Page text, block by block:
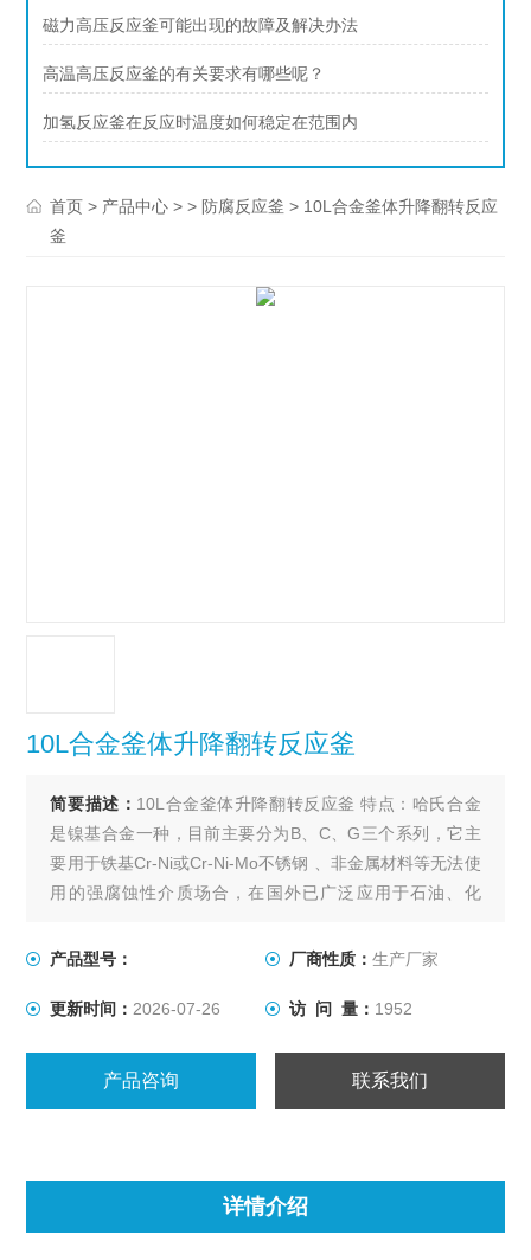
磁力高压反应釜可能出现的故障及解决办法
高温高压反应釜的有关要求有哪些呢？
加氢反应釜在反应时温度如何稳定在范围内
首页 > 产品中心 > > 防腐反应釜 > 10L合金釜体升降翻转反应
釜
10L合金釜体升降翻转反应釜
简要描述： 10L合金釜体升降翻转反应釜 特点：哈氏合金
是镍基合金一种，目前主要分为B、C、G三个系列，它主
要用于铁基Cr-Ni或Cr-Ni-Mo不锈钢 、非金属材料等无法使
用的强腐蚀性介质场合，在国外已广泛应用于石油、化
产品型号：
厂商性质： 生产厂家
更新时间： 2026-07-26 访 问 量： 1952
产品咨询 联系我们
详情介绍